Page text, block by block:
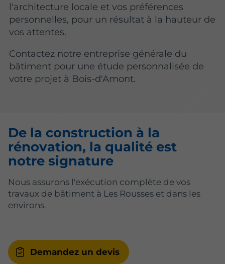
l'architecture locale et vos préférences
personnelles, pour un résultat à la hauteur de
vos attentes.
Contactez notre entreprise générale du
bâtiment pour une étude personnalisée de
votre projet à Bois-d'Amont.
De la construction à la
rénovation, la qualité est
notre signature
Nous assurons l'exécution complète de vos
travaux de bâtiment à Les Rousses et dans les
environs.
Demandez un devis